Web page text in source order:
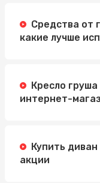
Средства от
какие лучше
Кресло груша
интернет-
Купить
акции